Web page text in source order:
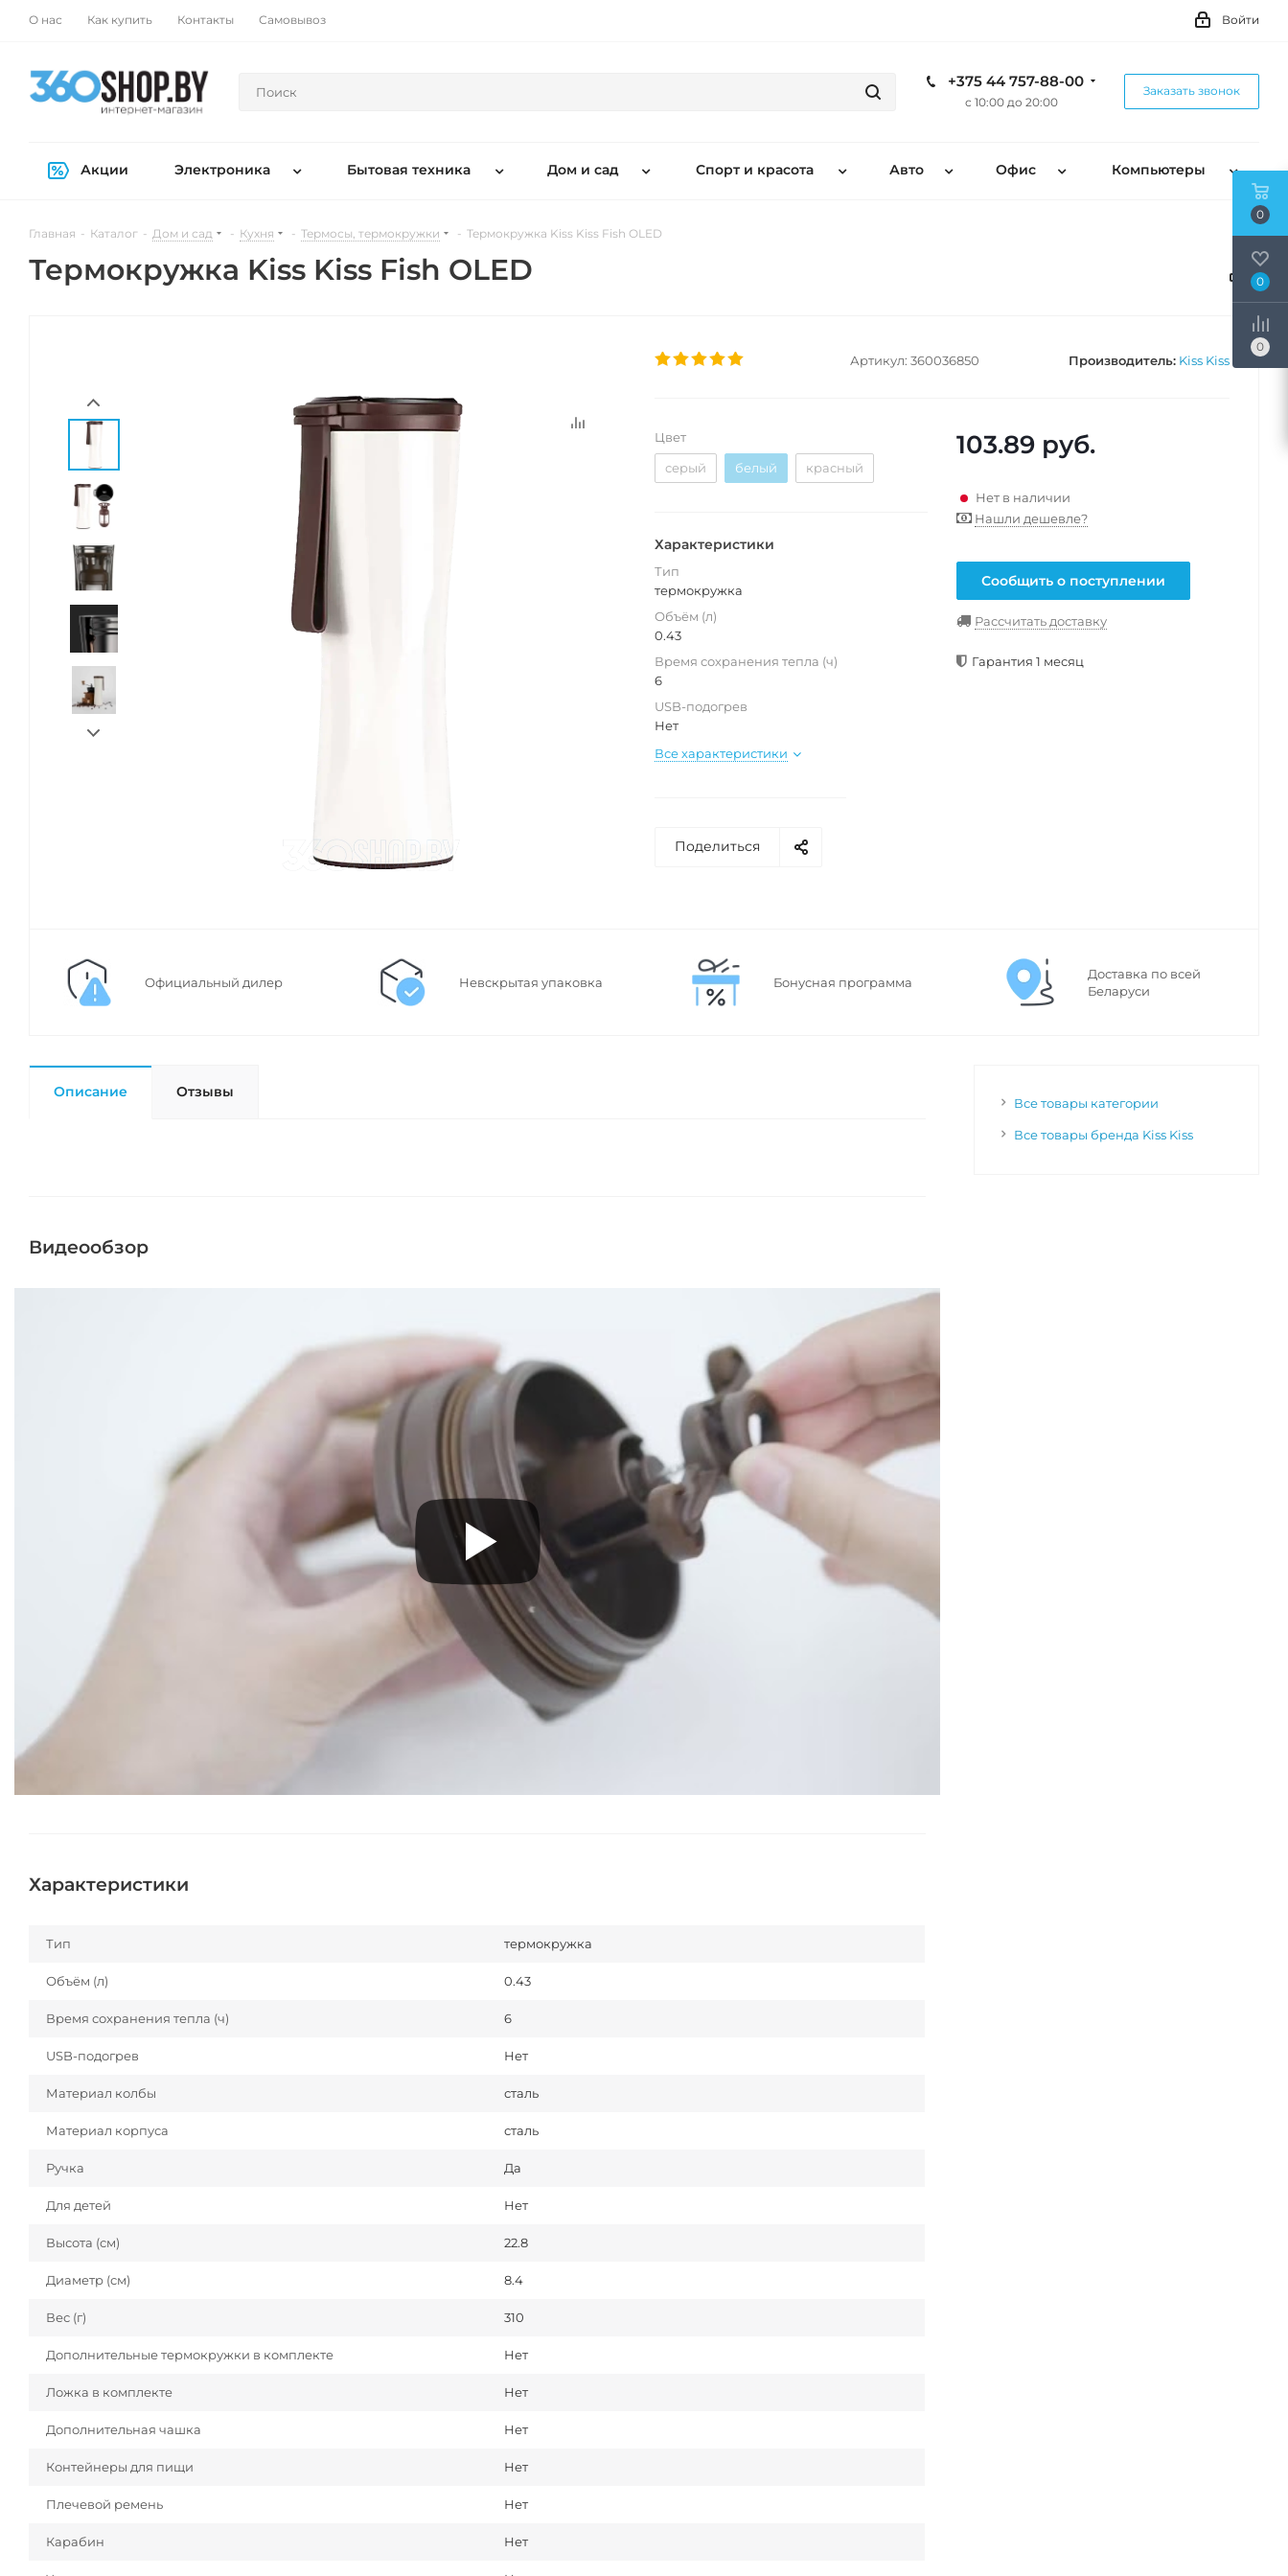
О нас Как купить Контакты Самовывоз Войти
+375 44 757-88-00
с 10:00 до 20:00
Заказать звонок
Акции Электроника Бытовая техника Дом и сад Спорт и красота Авто Офис Компьютеры
Главная - Каталог - Дом и сад - Кухня - Термосы, термокружки - Термокружка Kiss Kiss Fish OLED
Термокружка Kiss Kiss Fish OLED
Артикул: 360036850 Производитель: Kiss Kiss
Цвет
серый
белый красный
Характеристики
Тип
термокружка
Объём (л)
0.43
Время сохранения тепла (ч)
6
USB-подогрев
Нет
Все характеристики
103.89 руб.
Нет в наличии
Нашли дешевле?
Сообщить о поступлении
Рассчитать доставку
Гарантия 1 месяц
Поделиться
Официальный дилер Невскрытая упаковка Бонусная программа
Доставка по всей
Беларуси
Описание Отзывы
Видеообзор
Характеристики
Тип термокружка
Объём (л) 0.43
Время сохранения тепла (ч) 6
USB-подогрев Нет
Материал колбы сталь
Материал корпуса сталь
Ручка Да
Для детей Нет
Высота (см) 22.8
Диаметр (см) 8.4
Вес (г) 310
Дополнительные термокружки в комплекте Нет
Ложка в комплекте Нет
Дополнительная чашка Нет
Контейнеры для пищи Нет
Плечевой ремень Нет
Карабин Нет
Все товары категории
Все товары бренда Kiss Kiss
0
0
0